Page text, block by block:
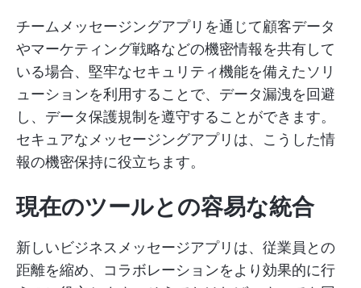
チームメッセージングアプリを通じて顧客データ
やマーケティング戦略などの機密情報を共有して
いる場合、堅牢なセキュリティ機能を備えたソリ
ューションを利用することで、データ漏洩を回避
し、データ保護規制を遵守することができます。
セキュアなメッセージングアプリは、こうした情
報の機密保持に役立ちます。
現在のツールとの容易な統合
新しいビジネスメッセージアプリは、従業員との
距離を縮め、コラボレーションをより効果的に行